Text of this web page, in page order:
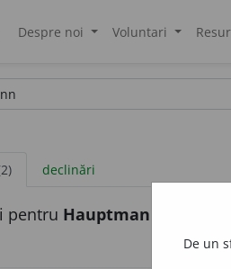
Despre noi Voluntari
declinări
pentru Hauptmann
De un